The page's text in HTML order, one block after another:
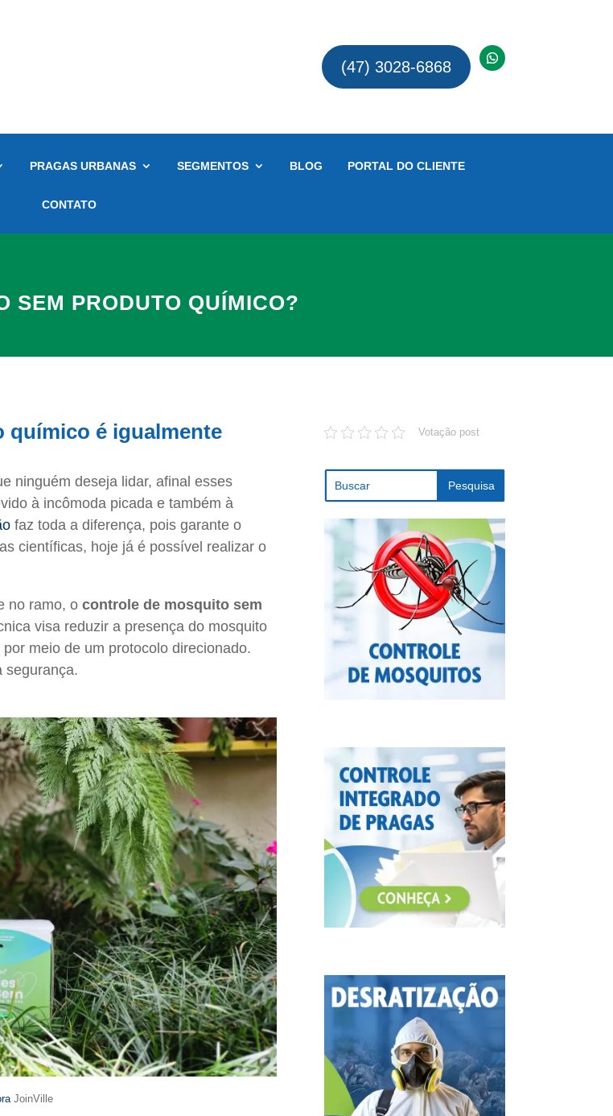
(47) 3028-6868
PRAGAS URBANAS SEGMENTOS BLOG PORTAL DO CLIENTE
CONTATO
SEM PRODUTO QUÍMICO?
químico é igualmente
ninguém deseja lidar, afinal esses
à incômoda picada e também à
faz toda a diferença, pois garante o
científicas, hoje já é possível realizar o
no ramo, ocontrole de mosquito sem
visa reduzir a presença do mosquito
meio de um protocolo direcionado.
segurança.
JoinVille
Votação post